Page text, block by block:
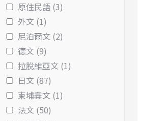
原住民語 (3)
外文 (1)
尼泊爾文 (2)
德文 (9)
拉脫維亞文 (1)
日文 (87)
柬埔寨文 (1)
法文 (50)